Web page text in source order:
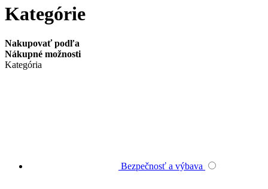
Kategórie
Nakupovať podľa
Nákupné možnosti
Kategória
Bezpečnosť a výbava